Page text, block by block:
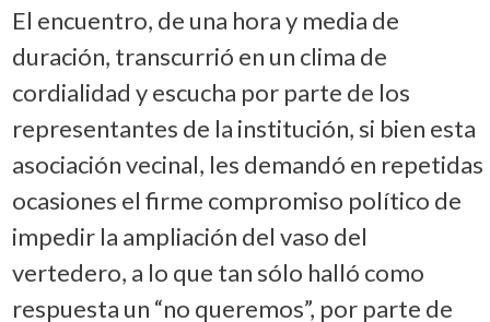
El encuentro, de una hora y media de
duración, transcurrió en un clima de
cordialidad y escucha por parte de los
representantes de la institución, si bien esta
asociación vecinal, les demandó en repetidas
ocasiones el firme compromiso político de
impedir la ampliación del vaso del
vertedero, a lo que tan sólo halló como
respuesta un “no queremos”, por parte de